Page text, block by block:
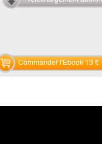
Commander l'Ebook 13 €